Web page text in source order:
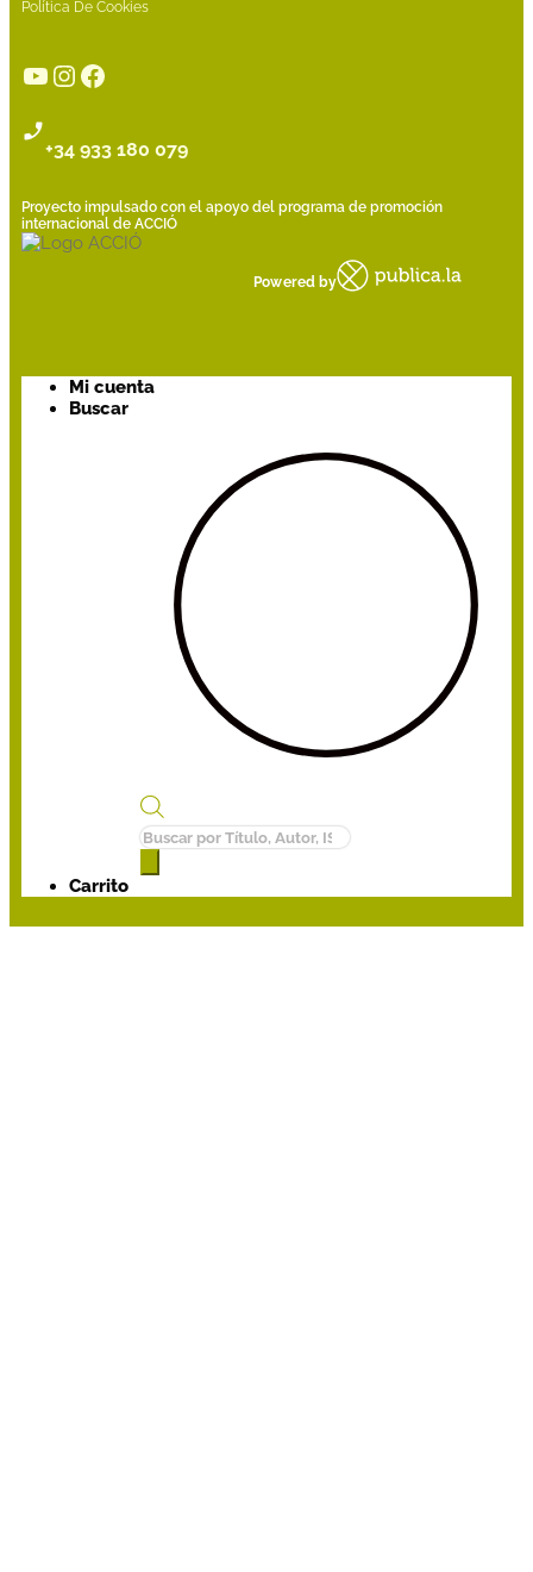
Política De Cookies
YouTube
Instagram
Facebook
+34 933 180 079
Proyecto impulsado con el apoyo del programa de promoción
internacional de ACCIÓ
Powered by
Mi cuenta
Buscar
Búsqueda
de
Carrito